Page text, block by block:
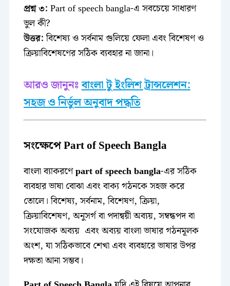
প্রশ্ন ৩: Part of speech bangla-এ সবচেয়ে সাধারণ
ভুল কী?
উত্তর:বিশেষ্য ও সর্বনাম গুলিয়ে ফেলা এবং বিশেষণ ও
ক্রিয়াবিশেষণের সঠিক ব্যবহার না জানা।
আরও জানুনঃবাংলা টু ইংলিশ ট্রান্সলেশন:
সহজ ও নির্ভুল অনুবাদ পদ্ধতি
সংক্ষেপে Part of Speech Bangla
বাংলা ব্যাকরণেpart of speech bangla-এর সঠিক
ব্যবহার ভাষা বোঝা এবং বাক্য গঠনকে সহজ করে
তোলে। বিশেষ্য, সর্বনাম, বিশেষণ, ক্রিয়া,
ক্রিয়াবিশেষণ, অনুসর্গ বা পদান্বয়ী অব্যয়, সম্বন্ধপদ বা
সংযোজক অব্যয় এবং অব্যয় বাংলা ভাষার গঠনমূলক
অংশ, যা সঠিকভাবে শেখা এবং ব্যবহারে ভাষার উপর
দক্ষতা আনা সম্ভব।